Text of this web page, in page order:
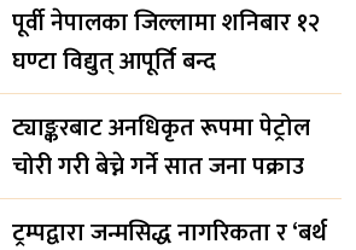
पूर्वी नेपालका जिल्लामा शनिबार १२
घण्टा विद्युत् आपूर्ति बन्द
ट्याङ्करबाट अनधिकृत रूपमा पेट्रोल
चोरी गरी बेच्ने गर्ने सात जना पक्राउ
ट्रम्पद्वारा जन्मसिद्ध नागरिकता र ‘बर्थ